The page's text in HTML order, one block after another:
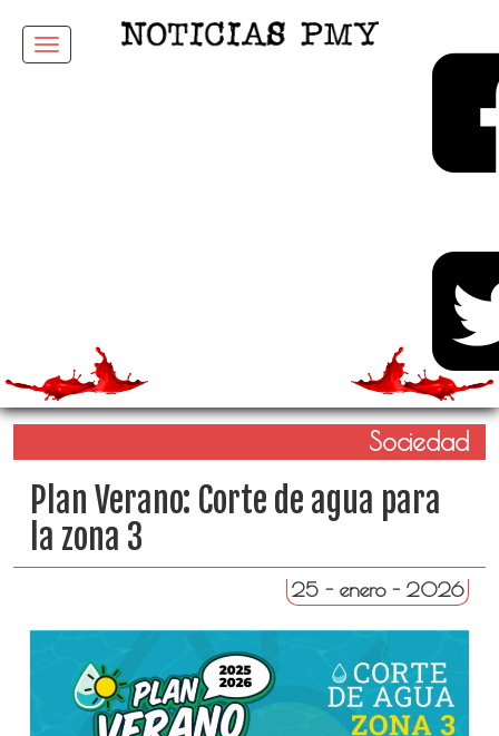
Menu
Sociedad
Plan Verano: Corte de agua para
la zona 3
25 - enero - 2026